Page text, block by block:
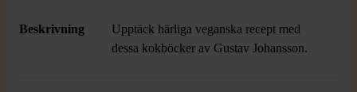
Beskrivning
Upptäck härliga veganska recept med
dessa kokböcker av Gustav Johansson.